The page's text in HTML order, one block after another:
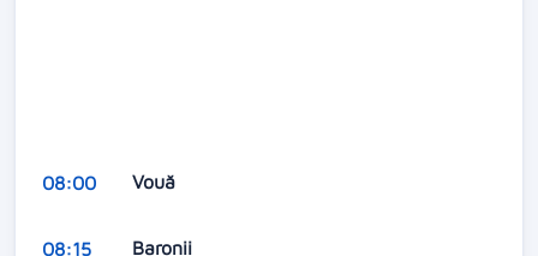
08:00 Vouă
08:15 Baronii